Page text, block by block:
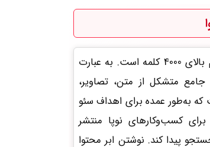
ابر محتوا یکی از انواع محتوای متنی با حجم بالای 4000 کلمه است. به عبارت
متشکل از متن، تصاویر،
که به‌طور عمده برای اهداف سئو
کسب‌وکارهای نوپا منتشر
پیدا کند. نوشتن ابر محتوا